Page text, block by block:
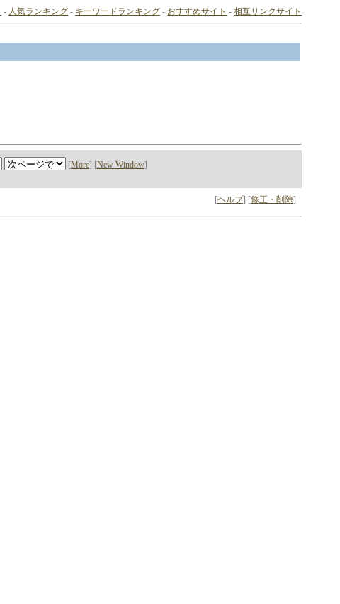
- 人気ランキング - キーワードランキング - おすすめサイト -相互リンクサイト
[More] [New Window]
[ヘルプ] [修正・削除]